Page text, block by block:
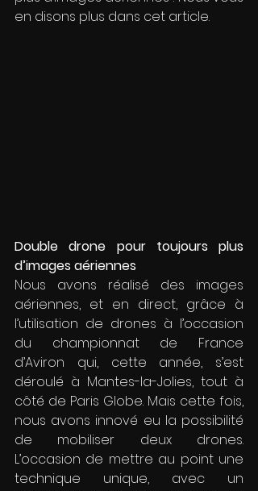
en disons plus dans cet article.
Double drone pour toujours plus
d’images aériennes
Nous avons réalisé des images
aériennes, et en direct, grâce à
l’utilisation de drones à l’occasion
du championnat de France
d’Aviron qui, cette année, s’est
déroulé à Mantes-la-Jolies, tout à
côté de Paris Globe. Mais cette fois,
nous avons innové eu la possibilité
de mobiliser deux drones.
L’occasion de mettre au point une
technique unique, avec un